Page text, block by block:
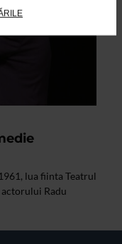
lua fiinta Teatrul
Radu